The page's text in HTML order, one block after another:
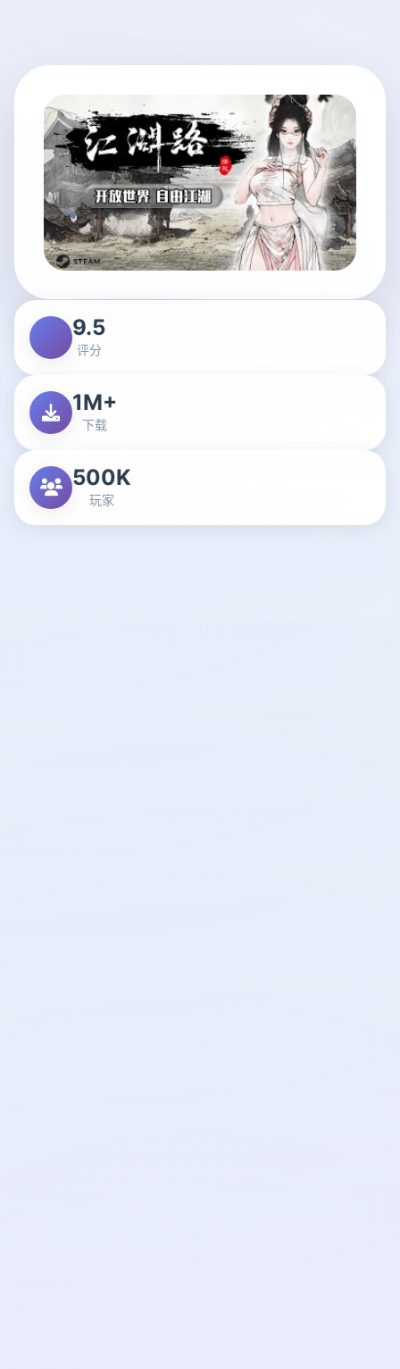
9.5
评分
1M+
下载
500K
玩家